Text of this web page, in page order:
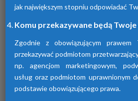
To inaczej osuszacze
osuszające powietrze
schłodzenie i wykroplenie
Urządzenia te spełniają
oczekiwania
jak największym stopniu odpowiadać
Komu przekazywane będą Twoje
Zgodnie z obowiązującym prawem
przekazywać podmiotom
np. agencjom marketingowym,
usług oraz podmiotom uprawnionym
podstawie obowiązującego prawa.